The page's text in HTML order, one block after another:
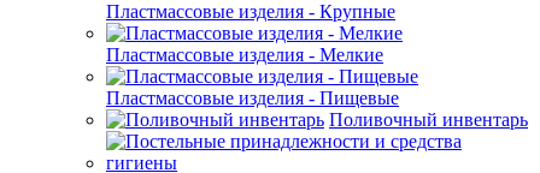
Пластмассовые изделия - Крупные
Пластмассовые изделия - Мелкие
Пластмассовые изделия - Пищевые
Поливочный инвентарь